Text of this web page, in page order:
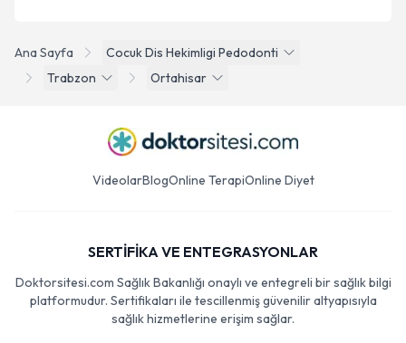
Ana Sayfa
Cocuk Dis Hekimligi Pedodonti
Trabzon
Ortahisar
VideolarBlogOnline TerapiOnline Diyet
SERTİFİKA VE ENTEGRASYONLAR
Doktorsitesi.com Sağlık Bakanlığı onaylı ve entegreli bir sağlık bilgi
platformudur. Sertifikaları ile tescillenmiş güvenilir altyapısıyla
sağlık hizmetlerine erişim sağlar.